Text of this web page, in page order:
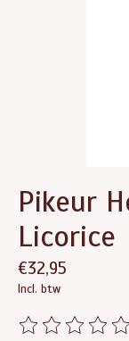
Pikeur
Licorice
€32,95
Incl. btw
De beoordeling